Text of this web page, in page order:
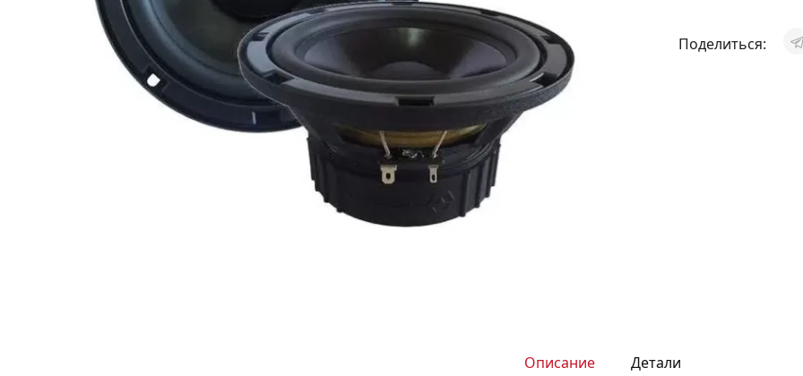
АВТОУСИЛИТЕЛИ
САБВУФЕРЫ
ШУМОИЗОЛЯЦИЯ
КОВРИКИ и ХИМИЯ
Поделиться:
Описание Детали